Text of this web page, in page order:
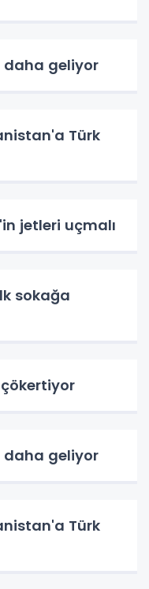
daha geliyor
Türk
jetleri uçmalı
sokağa
daha geliyor
Türk